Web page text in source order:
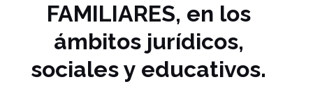
FAMILIARES, en los
ámbitos jurídicos,
sociales y educativos.